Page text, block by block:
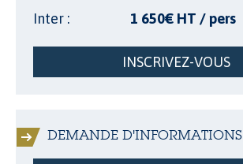
Inter : 1 650€ HT / pers
INSCRIVEZ-VOUS
DEMANDE D'INFORMATIONS